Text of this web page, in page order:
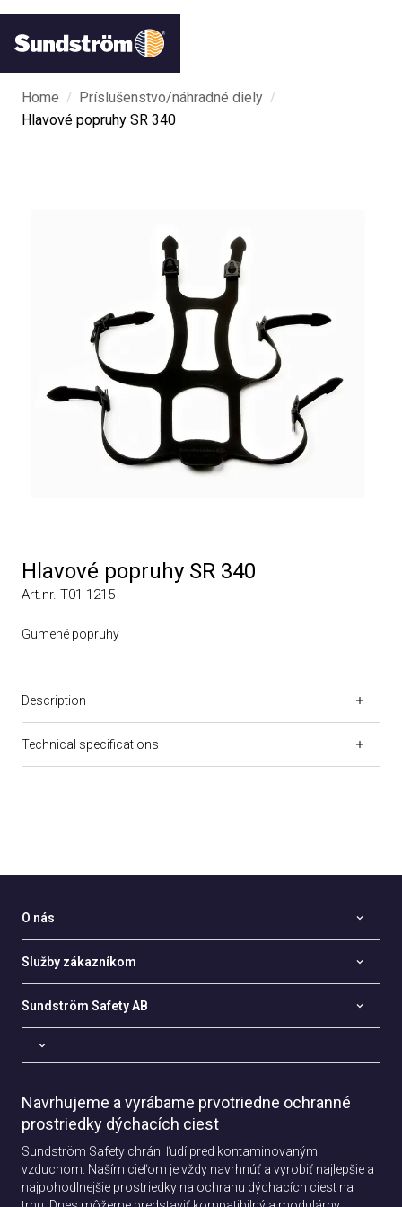
Home / Príslušenstvo/náhradné diely /
Hlavové popruhy SR 340
Hlavové popruhy SR 340
Art.nr. T01-1215
Gumené popruhy
Description
Technical specifications
O nás
Služby zákazníkom
Sundström Safety AB
Navrhujeme a vyrábame prvotriedne ochranné
prostriedky dýchacích ciest
Sundström Safety chráni ľudí pred kontaminovaným
vzduchom. Naším cieľom je vždy navrhnúť a vyrobiť najlepšie a
najpohodlnejšie prostriedky na ochranu dýchacích ciest na